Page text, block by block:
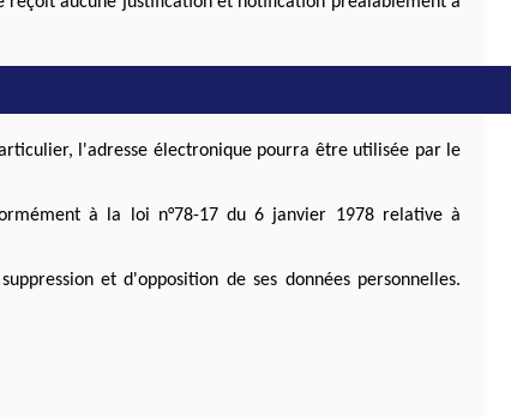
l'adresse électronique pourra être utilisée par le
à la loi n°78-17 du 6 janvier 1978 relative à
et d'opposition de ses données personnelles.